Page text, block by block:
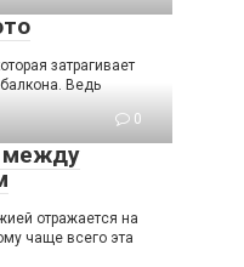
затрагивает
Ведь
0
между
отражается на
чаще всего эта